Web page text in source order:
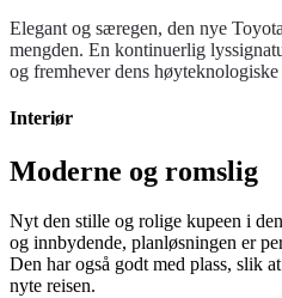
Elegant og særegen, den nye
mengden. En kontinuerlig
og fremhever dens høyteknologiske
Interiør
Moderne og romslig
Nyt den stille og rolige kupeen i
og innbydende, planløsningen er
Den har også godt med plass, slik
nyte reisen.